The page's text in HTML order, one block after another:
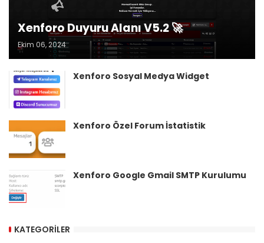
Xenforo Duyuru Alanı V5.2 🚀
Ekim 06, 2024
Xenforo Sosyal Medya Widget
Xenforo Özel Forum İstatistik
Xenforo Google Gmail SMTP Kurulumu
KATEGORILER